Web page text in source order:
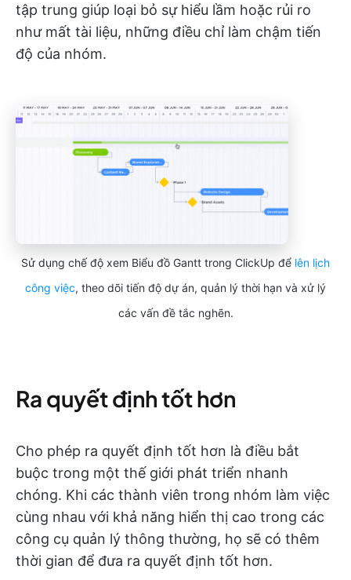
tập trung giúp loại bỏ sự hiểu lầm hoặc rủi ro
như mất tài liệu, những điều chỉ làm chậm tiến
độ của nhóm.
Sử dụng chế độ xem Biểu đồ Gantt trong ClickUp để lên lịch
công việc, theo dõi tiến độ dự án, quản lý thời hạn và xử lý
các vấn đề tắc nghẽn.
Ra quyết định tốt hơn
Cho phép ra quyết định tốt hơn là điều bắt
buộc trong một thế giới phát triển nhanh
chóng. Khi các thành viên trong nhóm làm việc
cùng nhau với khả năng hiển thị cao trong các
công cụ quản lý thông thường, họ sẽ có thêm
thời gian để đưa ra quyết định tốt hơn.